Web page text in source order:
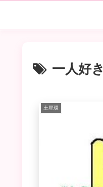
一人好き
土星環